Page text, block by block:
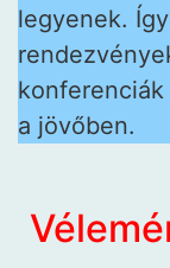
legyenek.
a jövőben.